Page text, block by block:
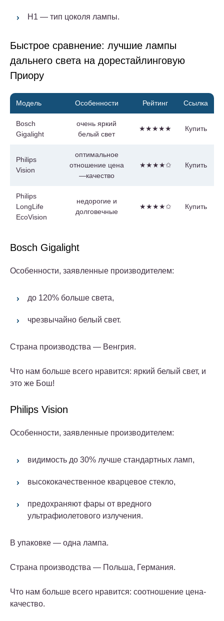
H1 — тип цоколя лампы.
Быстрое сравнение: лучшие лампы
дальнего света на дорестайлинговую
Приору
Модель Особенности Рейтинг Ссылка
Bosch
Gigalight
очень яркий
белый свет
★★★★★ Купить
Philips
Vision
оптимальное
отношение цена
—качество
★★★★✩ Купить
Philips
LongLife
EcoVision
недорогие и
долговечные
★★★★✩ Купить
Bosch Gigalight
Особенности, заявленные производителем:
до 120% больше света,
чрезвычайно белый свет.
Страна производства — Венгрия.
Что нам больше всего нравится: яркий белый свет, и
это же Бош!
Philips Vision
Особенности, заявленные производителем:
видимость до 30% лучше стандартных ламп,
высококачественное кварцевое стекло,
предохраняют фары от вредного
ультрафиолетового излучения.
В упаковке — одна лампа.
Страна производства — Польша, Германия.
Что нам больше всего нравится: соотношение цена-
качество.